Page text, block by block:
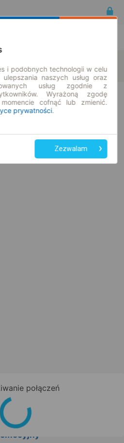
zmień kryteria
newslettera!
z nowościami i
oraz otrzymaj
i podobnych technologii w celu
naszych usług oraz
usług zgodnie z
Wyrażoną zgodę
cofnąć lub zmienić.
prywatności.
Zezwalam
połączeń